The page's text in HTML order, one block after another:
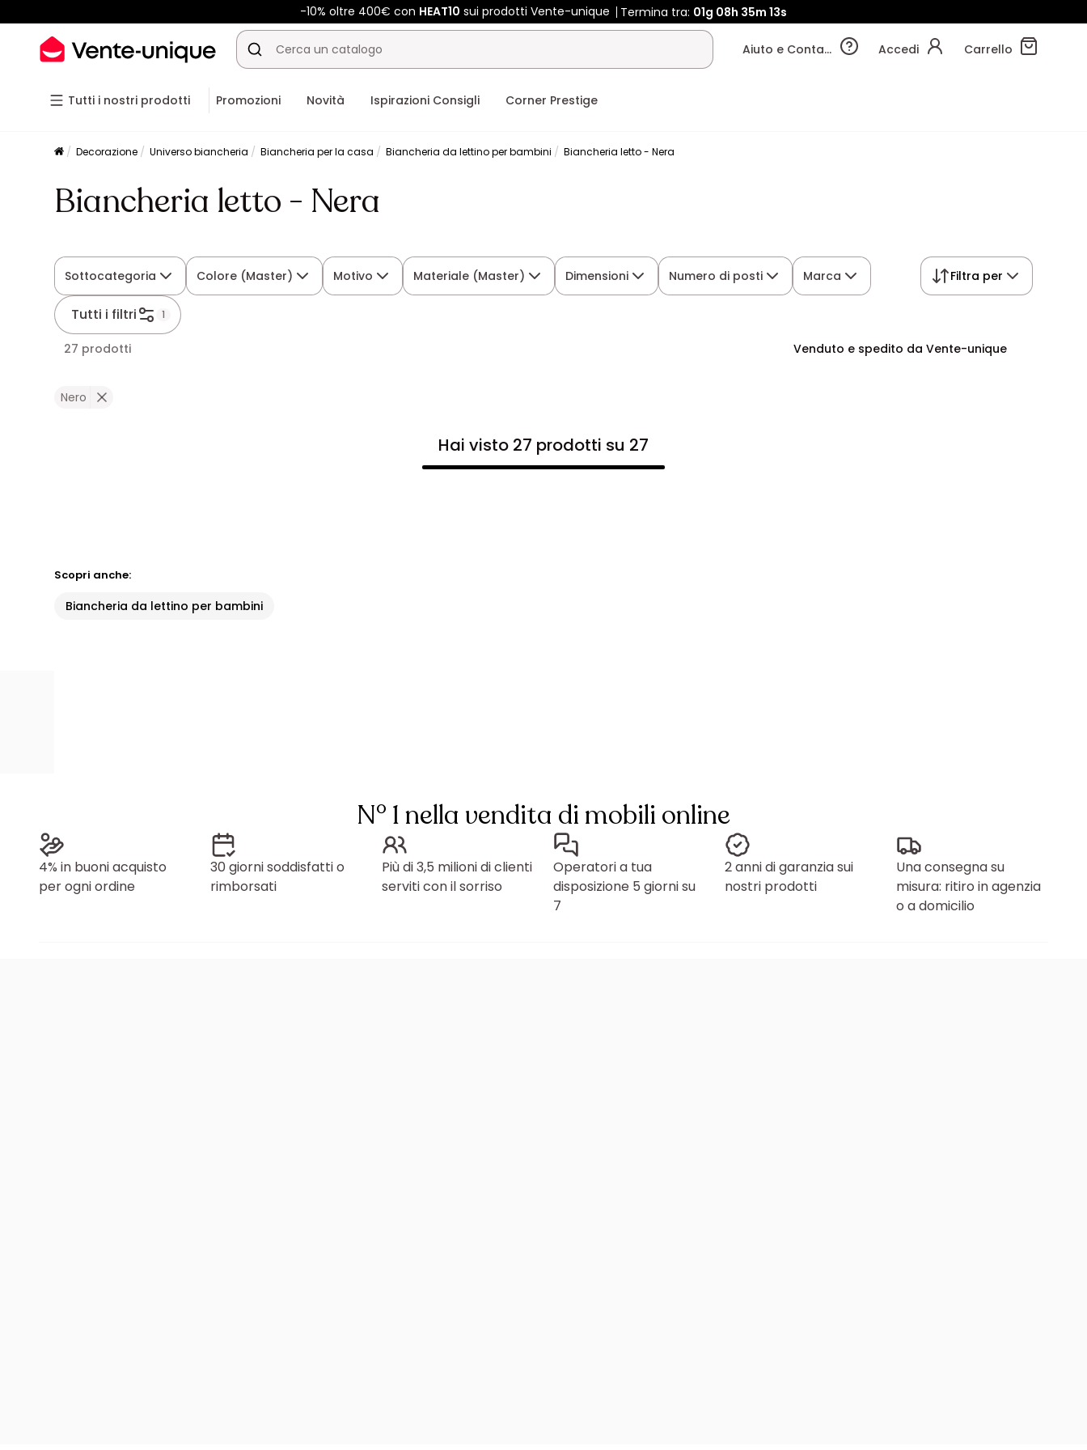
-10% oltre 400€ con HEAT10 sui prodotti Vente-unique Termina tra: 01g 08h 35m 13s
Aiuto e Contatti Accedi Carrello
Tutti i nostri prodotti Promozioni Novità Ispirazioni Consigli Corner Prestige
Decorazione Universo biancheria Biancheria per la casa Biancheria da lettino per bambini Biancheria letto - Nera
Biancheria letto - Nera
Sottocategoria Colore (Master) Motivo Materiale (Master) Dimensioni Numero di posti Marca
Tutti i filtri 1
Filtra per
27 prodotti Venduto e spedito da Vente-unique
Nero
Hai visto 27 prodotti su 27
Scopri anche:
Biancheria da lettino per bambini
N° 1 nella vendita di mobili online
4% in buoni acquisto
per ogni ordine
30 giorni soddisfatti o
rimborsati
Più di 3,5 milioni di clienti
serviti con il sorriso
Operatori a tua
disposizione 5 giorni su
7
2 anni di garanzia sui
nostri prodotti
Una consegna su
misura: ritiro in agenzia
o a domicilio